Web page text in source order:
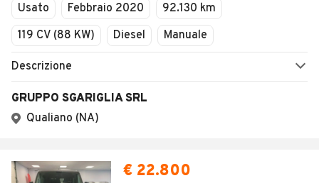
Usato Febbraio 2020
92.130 km
119 CV (88 KW)
Diesel Manuale
Descrizione
GRUPPO SGARIGLIA SRL
Qualiano (NA)
€ 22.800